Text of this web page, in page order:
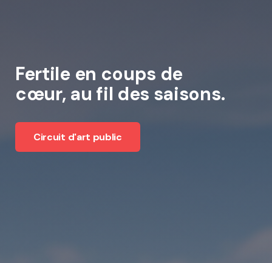
Fertile en coups de
cœur, au fil des saisons.
Circuit d'art public